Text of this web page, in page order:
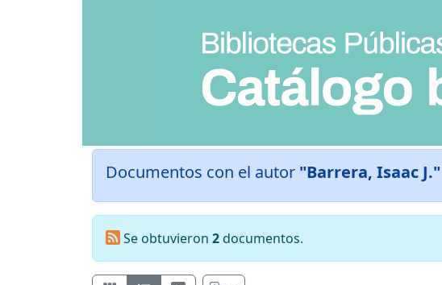
Documentos con el autor "Barrera, Isaac J."
Se obtuvieron 2documentos.